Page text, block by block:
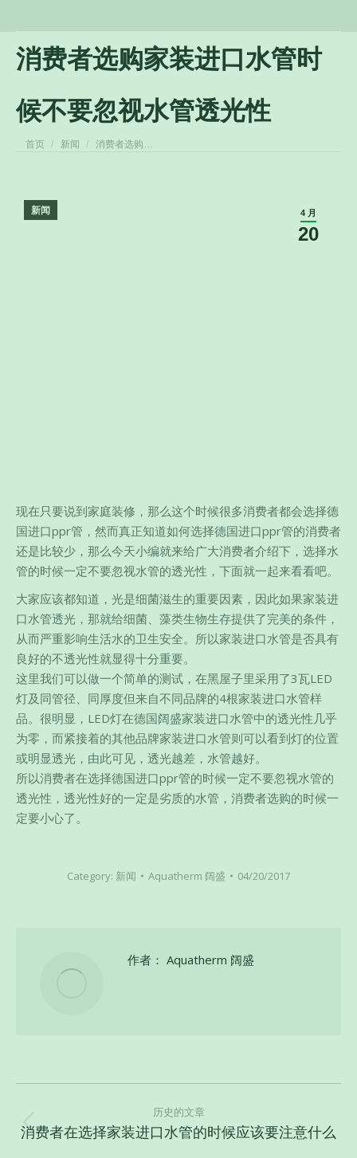
消费者选购家装进口水管时
候不要忽视水管透光性
您在这里：
首页 新闻 消费者选购…
4 月
20
新闻
现在只要说到家庭装修，那么这个时候很多消费者都会选择德
国进口ppr管，然而真正知道如何选择德国进口ppr管的消费者
还是比较少，那么今天小编就来给广大消费者介绍下，选择水
管的时候一定不要忽视水管的透光性，下面就一起来看看吧。
大家应该都知道，光是细菌滋生的重要因素，因此如果家装进
口水管透光，那就给细菌、藻类生物生存提供了完美的条件，
从而严重影响生活水的卫生安全。所以家装进口水管是否具有
良好的不透光性就显得十分重要。
这里我们可以做一个简单的测试，在黑屋子里采用了3瓦LED
灯及同管径、同厚度但来自不同品牌的4根家装进口水管样
品。很明显，LED灯在德国阔盛家装进口水管中的透光性几乎
为零，而紧接着的其他品牌家装进口水管则可以看到灯的位置
或明显透光，由此可见，透光越差，水管越好。
所以消费者在选择德国进口ppr管的时候一定不要忽视水管的
透光性，透光性好的一定是劣质的水管，消费者选购的时候一
定要小心了。
Category: 新闻 Aquatherm 阔盛 04/20/2017
作者： Aquatherm 阔盛
章
导
历史的文章
历
消费者在选择家装进口水管的时候应该要注意什么